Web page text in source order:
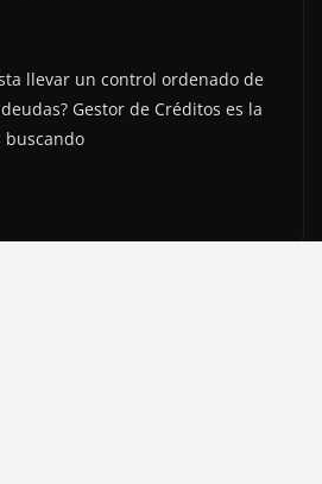
llevar un control ordenado de
Gestor de Créditos es la
buscando